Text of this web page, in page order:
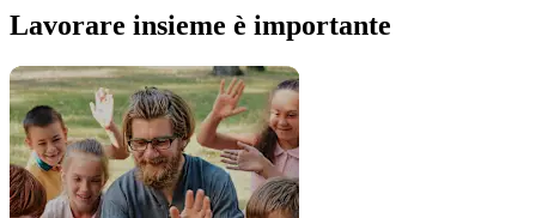
Lavorare insieme è importante